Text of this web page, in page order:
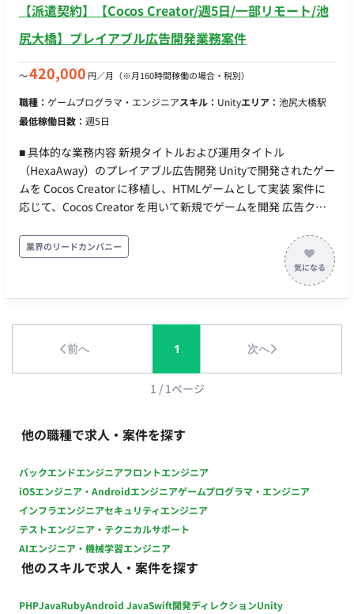
形態：派遣契約（週20時間以上のため、社会保険加入必須） ・
稼働量：平日週5日 稼働時間：10:00-19:00 ・働き方：一部リ
分） ※出社頻度：月に半分程度 ・交通費：支給 ・時給：
期 ・募集人数：3～4名 ・機器について：貸与想定(Mac) ・その
他：月末締め、25日支払い
【派遣契約】【Cocos Creator/週5日/一部リモート/池
尻大橋】プレイアブル広告開発業務案件
〜420,000 円／月 （※月160時間稼働の場合・税別）
職種： ゲームプログラマ・エンジニアスキル： Unityエリア： 池尻大橋駅
最低稼働日数： 週5日
■ 具体的な業務内容 新規タイトルおよび運用タイトル
（HexaAway）のプレイアブル広告開発 Unityで開発されたゲー
ムを Cocos Creator に移植し、HTMLゲームとして実装 案件に
応じて、Cocos Creator を用いて新規でゲームを開発 広告クリ
ン】 Unityで開発されたゲームをCocos Creatorへスムーズに移
植し、モバイルゲームの魅力を最大限に引き出す高品質なプレ
イアブル広告を開発・提供することで、広告効果の最大化に貢
献していただくことを期待しています。また、デザインや見た
イトルのプレイアブル広告開発】 【UnityゲームのCocos
Creatorへの移植、HTMLゲームとしての実装】 【新規でのゲー
ム開発（Cocos Creator使用）】 【広告クリエイティブに必要
時間以上のため、社会保険加入必須） 稼働量：週5日 稼働曜
日：平日 稼働時間：10:00〜19:00（想定） 働き方：一部リモー
時給：2,600円前後（スキルや経験により変動いたします） 契
約期間：長期（想定） 募集人数：1名 その他：月末締め、25日
支払い
業界のリードカンパニー
前へ 1 次へ
1 / 1ページ
他の職種で求人・案件を探す
バックエンドエンジニアフロントエンジニア
iOSエンジニア・Androidエンジニアゲームプログラマ・エンジニア
インフラエンジニアセキュリティエンジニア
テストエンジニア・テクニカルサポート
AIエンジニア・機械学習エンジニア
他のスキルで求人・案件を探す
PHPJavaRubyAndroid JavaSwift開発ディレクションUnity